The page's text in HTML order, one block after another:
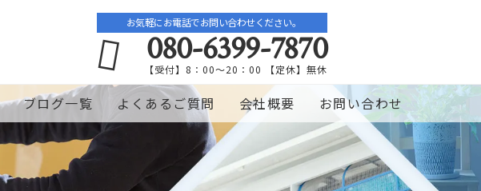
お気軽にお電話でお問い合わせください。
080-6399-7870
【受付】8：00～20：00 【定休】無休
ブログ一覧 よくあるご質問 会社概要 お問い合わせ